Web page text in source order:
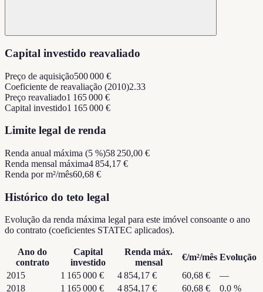
Capital investido reavaliado
Preço de aquisição500 000 €
Coeficiente de reavaliação (2010)2.33
Preço reavaliado1 165 000 €
Capital investido1 165 000 €
Limite legal de renda
Renda anual máxima (5 %)58 250,00 €
Renda mensal máxima4 854,17 €
Renda por m²/mês60,68 €
Histórico do teto legal
Evolução da renda máxima legal para este imóvel consoante o ano
do contrato (coeficientes STATEC aplicados).
Ano do
contrato
Capital
investido
Renda máx.
mensal
€/m²/mês Evolução
2015
1 165 000 € 4 854,17 € 60,68 €
—
2018
1 165 000 € 4 854,17 € 60,68 € 0.0 %